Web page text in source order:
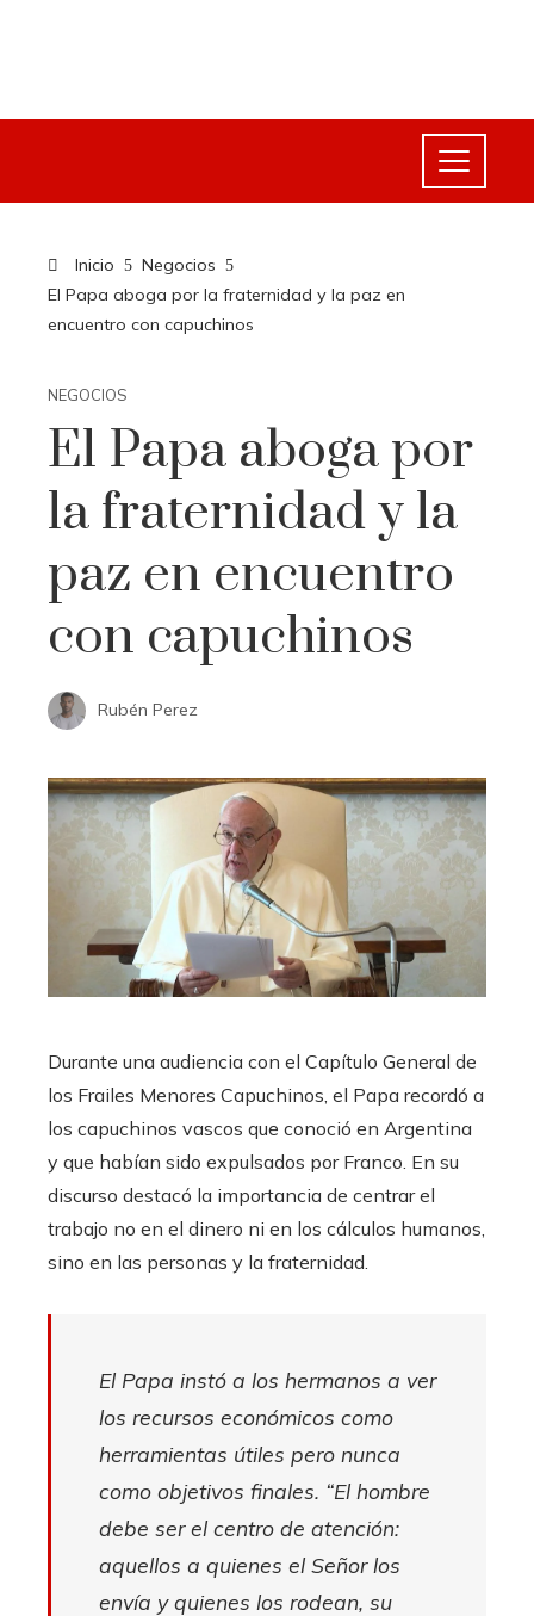
Inicio
Negocios
El Papa aboga por la fraternidad y la paz en
encuentro con capuchinos
NEGOCIOS
El Papa aboga por
la fraternidad y la
paz en encuentro
con capuchinos
Rubén Perez
Durante una audiencia con el Capítulo General de
los Frailes Menores Capuchinos, el Papa recordó a
los capuchinos vascos que conoció en Argentina
y que habían sido expulsados ​​por Franco. En su
discurso destacó la importancia de centrar el
trabajo no en el dinero ni en los cálculos humanos,
sino en las personas y la fraternidad.
El Papa instó a los hermanos a ver
los recursos económicos como
herramientas útiles pero nunca
como objetivos finales. “El hombre
debe ser el centro de atención:
aquellos a quienes el Señor los
envía y quienes los rodean, su